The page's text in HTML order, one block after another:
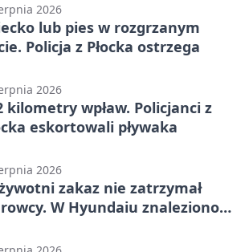
2026
lub pies w rozgrzanym
Policja z Płocka ostrzega
2026
kilometry wpław. Policjanci z
eskortowali pływaka
2026
zakaz nie zatrzymał
W Hyundaiu znaleziono